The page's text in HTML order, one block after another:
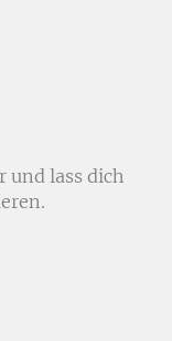
und lass dich